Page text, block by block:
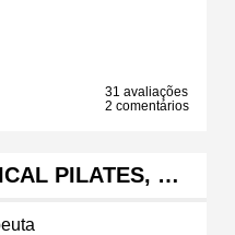
31 avaliações
2 comentários
PILATES, …